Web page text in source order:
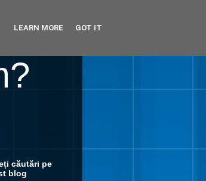
căutări pe
blog
LEARN MORE GOT IT